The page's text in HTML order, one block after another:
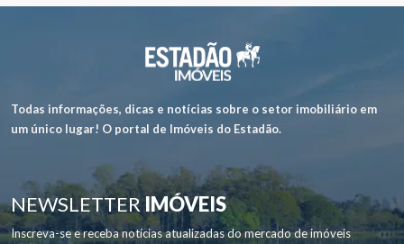
Todas informações, dicas e notícias sobre o setor imobiliário em
um único lugar! O portal de Imóveis do Estadão.
NEWSLETTERIMÓVEIS
Inscreva-se e receba notícias atualizadas do mercado de imóveis